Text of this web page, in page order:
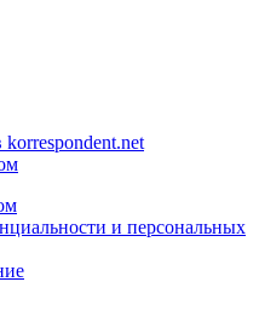
и персональных